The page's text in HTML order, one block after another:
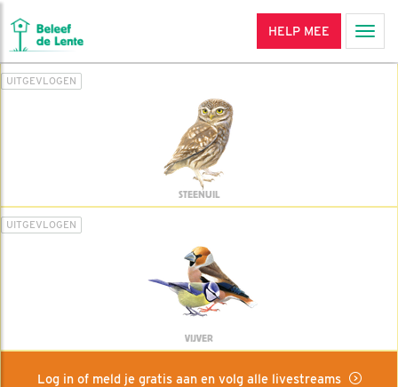
HELP MEE
UITGEVLOGEN
STEENUIL
UITGEVLOGEN
VIJVER
Log in of meld je gratis aan en volg alle livestreams